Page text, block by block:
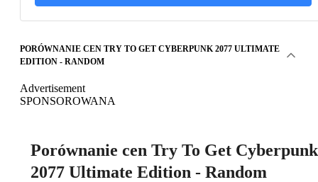
PORÓWNANIE CEN TRY TO GET CYBERPUNK 2077 ULTIMATE
EDITION - RANDOM
Advertisement
SPONSOROWANA
Porównanie cen Try To Get Cyberpunk
2077 Ultimate Edition - Random